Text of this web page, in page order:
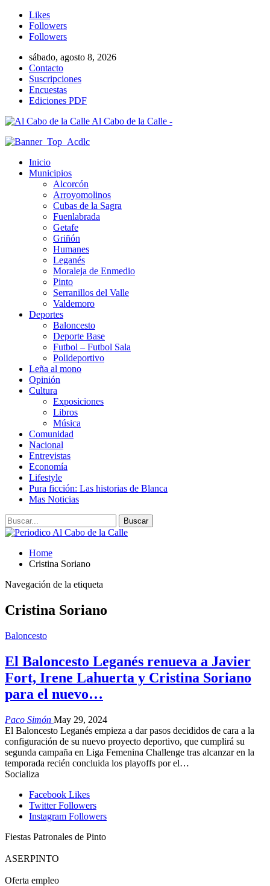
Likes
Followers
Followers
sábado, agosto 8, 2026
Contacto
Suscripciones
Encuestas
Ediciones PDF
Al Cabo de la Calle -
Inicio
Municipios
Alcorcón
Arroyomolinos
Cubas de la Sagra
Fuenlabrada
Getafe
Griñón
Humanes
Leganés
Moraleja de Enmedio
Pinto
Serranillos del Valle
Valdemoro
Deportes
Baloncesto
Deporte Base
Futbol – Futbol Sala
Polideportivo
Leña al mono
Opinión
Cultura
Exposiciones
Libros
Música
Comunidad
Nacional
Entrevistas
Economía
Lifestyle
Pura ficción: Las historias de Blanca
Mas Noticias
Home
Cristina Soriano
Navegación de la etiqueta
Cristina Soriano
Baloncesto
El Baloncesto Leganés renueva a Javier
Fort, Irene Lahuerta y Cristina Soriano
para el nuevo…
Paco Simón May 29, 2024
El Baloncesto Leganés empieza a dar pasos decididos de cara a la
configuración de su nuevo proyecto deportivo, que cumplirá su
segunda campaña en Liga Femenina Challenge tras alcanzar en la
temporada recién concluida los playoffs por el…
Socializa
Facebook Likes
Twitter Followers
Instagram Followers
Fiestas Patronales de Pinto
ASERPINTO
Oferta empleo